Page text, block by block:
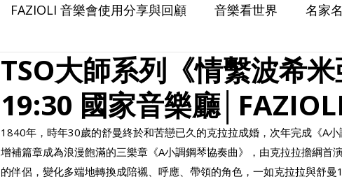
FAZIOLI 音樂會使用分享與回顧 音樂看世界 名家
TSO大師系列《情繫波希
19:30 國家音樂廳
1840年，時年30歲的舒曼終於和苦戀已久的克拉拉成婚，次年完成《A
增補篇章成為浪漫飽滿的三樂章《A小調鋼琴協奏曲》，由克拉拉擔綱首
的伴侶，變化多端地轉換成陪襯、呼應、帶領的角色，一如克拉拉與舒